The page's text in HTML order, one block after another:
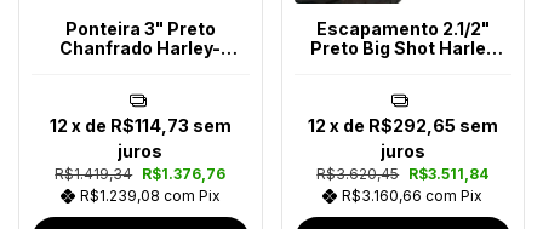
Ponteira 3" Preto
Chanfrado Harley-
R$1.419,34 R$1.376,76
R$1.239,08 com Pix
12 x de R$114,73 sem
juros
Escapamento 2.1/2"
Preto Big Shot Harley
R$3.620,45 R$3.511,84
R$3.160,66com Pix
12 x de R$292,65 sem
juros